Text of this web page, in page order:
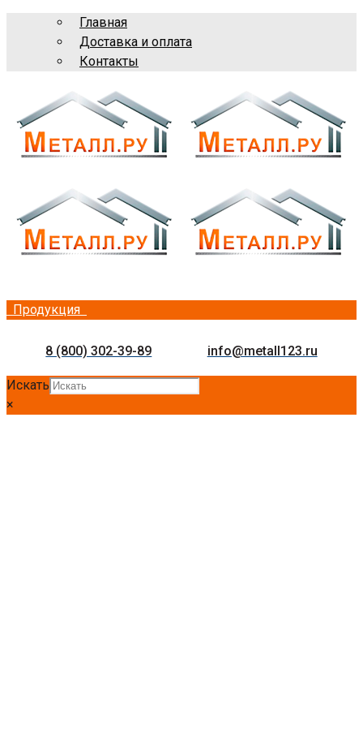
Главная
Доставка и оплата
Контакты
Продукция
8 (800) 302-39-89 info@metall123.ru
Искать
×